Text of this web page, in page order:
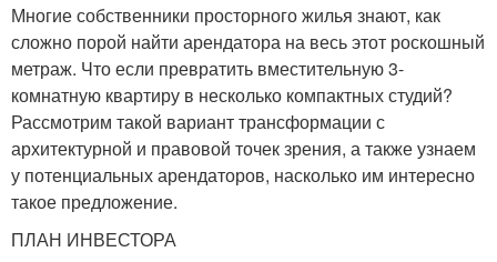
Многие собственники просторного жилья знают, как
сложно порой найти арендатора на весь этот роскошный
метраж. Что если превратить вместительную 3-
комнатную квартиру в несколько компактных студий?
Рассмотрим такой вариант трансформации с
архитектурной и правовой точек зрения, а также узнаем
у потенциальных арендаторов, насколько им интересно
такое предложение.
ПЛАН ИНВЕСТОРА